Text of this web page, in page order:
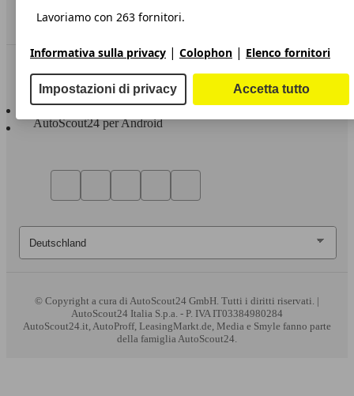
Area rivenditori
AutoScout24 per iOS
AutoScout24 per Android
© Copyright a cura di AutoScout24 GmbH. Tutti i diritti riservati. |
AutoScout24 Italia S.p.a. - P. IVA IT03384980284
AutoScout24.it, AutoProff, LeasingMarkt.de, Media e Smyle fanno parte
della famiglia AutoScout24.
Lavoriamo con 263 fornitori.
Informativa sulla privacy | Colophon | Elenco fornitori
Impostazioni di privacy Accetta tutto